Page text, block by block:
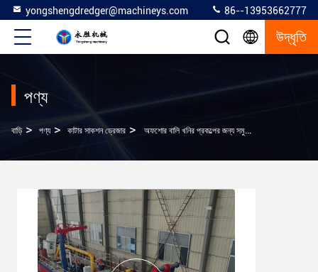
yongshengdredger@machineys.com 86--13953662777
উদ্ধৃতি
পণ্য
বাড়ি > পণ্য > কাটার সাকশন ড্রেজার > অফশোর বালি খনির প্রকল্পের জন্য সমুদ্র ড্রেজিং জাহাজ